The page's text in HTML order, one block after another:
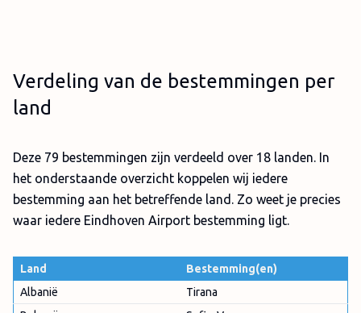
Verdeling van de bestemmingen per
land
Deze 79 bestemmingen zijn verdeeld over 18 landen. In
het onderstaande overzicht koppelen wij iedere
bestemming aan het betreffende land. Zo weet je precies
waar iedere Eindhoven Airport bestemming ligt.
Land
Bestemming(en)
Albanië
Tirana